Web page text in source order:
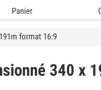
Panier
format 16:9
340 x